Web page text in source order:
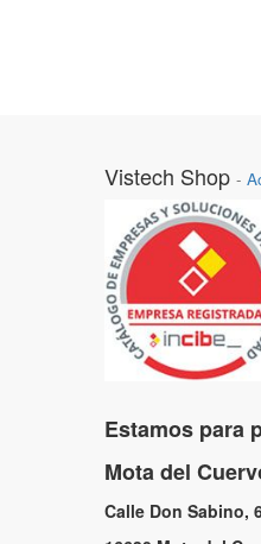
Vistech Shop -
Estamos para
Mota del
Calle Don